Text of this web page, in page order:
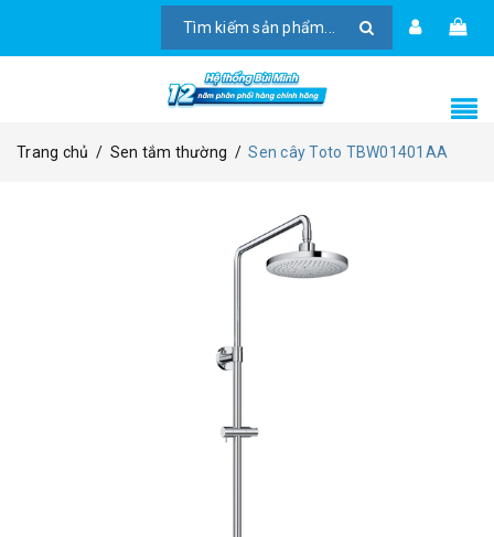
Trang chủ / Sen tắm thường / Sen cây Toto TBW01401AA